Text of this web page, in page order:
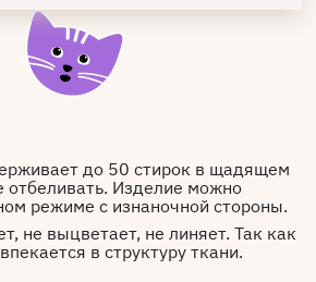
до 50 стирок в щадящем
отбеливать. Изделие можно
режиме с изнаночной стороны.
не выцветает, не линяет. Так как
в структуру ткани.